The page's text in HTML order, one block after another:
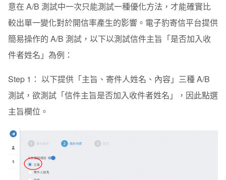
意在 A/B 測試中一次只能測試一種優化方法，才能確實比
較出單一變化對於開信率產生的影響。電子豹寄信平台提供
簡易操作的 A/B 測試，以下以測試信件主旨「是否加入收
件者姓名」為例：
Step 1： 以下提供「主旨、寄件人姓名、內容」三種 A/B
測試，欲測試「信件主旨是否加入收件者姓名」，因此點選
主旨欄位。